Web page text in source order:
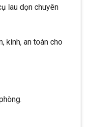
lau dọn chuyên
kính, an toàn cho